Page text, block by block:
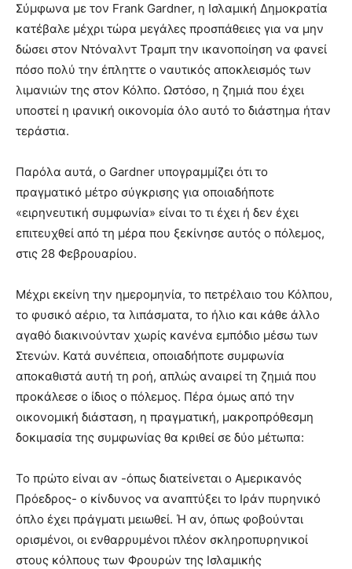
Σύμφωνα με τον Frank Gardner, η Ισλαμική Δημοκρατία
κατέβαλε μέχρι τώρα μεγάλες προσπάθειες για να μην
δώσει στον Ντόναλντ Τραμπ την ικανοποίηση να φανεί
πόσο πολύ την έπληττε ο ναυτικός αποκλεισμός των
λιμανιών της στον Κόλπο. Ωστόσο, η ζημιά που έχει
υποστεί η ιρανική οικονομία όλο αυτό το διάστημα ήταν
τεράστια.
Παρόλα αυτά, ο Gardner υπογραμμίζει ότι το
πραγματικό μέτρο σύγκρισης για οποιαδήποτε
«ειρηνευτική συμφωνία» είναι το τι έχει ή δεν έχει
επιτευχθεί από τη μέρα που ξεκίνησε αυτός ο πόλεμος,
στις 28 Φεβρουαρίου.
Μέχρι εκείνη την ημερομηνία, το πετρέλαιο του Κόλπου,
το φυσικό αέριο, τα λιπάσματα, το ήλιο και κάθε άλλο
αγαθό διακινούνταν χωρίς κανένα εμπόδιο μέσω των
Στενών. Κατά συνέπεια, οποιαδήποτε συμφωνία
αποκαθιστά αυτή τη ροή, απλώς αναιρεί τη ζημιά που
προκάλεσε ο ίδιος ο πόλεμος. Πέρα όμως από την
οικονομική διάσταση, η πραγματική, μακροπρόθεσμη
δοκιμασία της συμφωνίας θα κριθεί σε δύο μέτωπα:
Το πρώτο είναι αν -όπως διατείνεται ο Αμερικανός
Πρόεδρος- ο κίνδυνος να αναπτύξει το Ιράν πυρηνικό
όπλο έχει πράγματι μειωθεί. Ή αν, όπως φοβούνται
ορισμένοι, οι ενθαρρυμένοι πλέον σκληροπυρηνικοί
στους κόλπους των Φρουρών της Ισλαμικής